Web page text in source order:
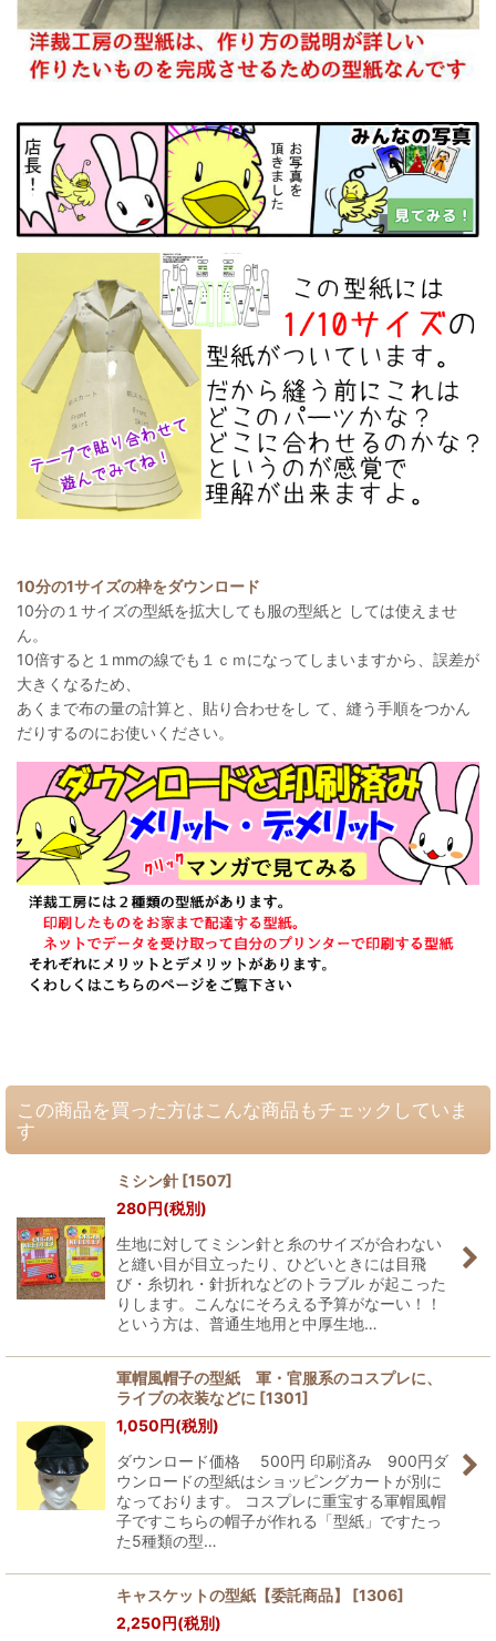
10分の1サイズの枠をダウンロード
10分の１サイズの型紙を拡大しても服の型紙と しては使えませ
ん。
10倍すると１mmの線でも１ｃｍになってしまいますから、誤差が
大きくなるため、
あくまで布の量の計算と、貼り合わせをし て、縫う手順をつかん
だりするのにお使いください。
この商品を買った方はこんな商品もチェックしていま
す
ミシン針 [1507]
280円(税別)
生地に対してミシン針と糸のサイズが合わない
と縫い目が目立ったり、ひどいときには目飛
び・糸切れ・針折れなどのトラブル が起こった
りします。こんなにそろえる予算がなーい！！
という方は、普通生地用と中厚生地…
軍帽風帽子の型紙 軍・官服系のコスプレに、
ライブの衣装などに [1301]
1,050円(税別)
ダウンロード価格 500円 印刷済み 900円ダ
ウンロードの型紙はショッピングカートが別に
なっております。 コスプレに重宝する軍帽風帽
子ですこちらの帽子が作れる「型紙」ですたっ
た5種類の型…
キャスケットの型紙【委託商品】 [1306]
2,250円(税別)